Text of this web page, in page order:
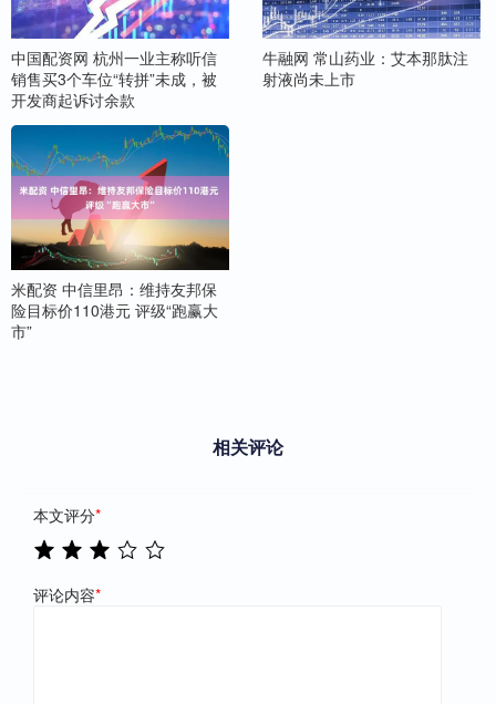
中国配资网 杭州一业主称听信
销售买3个车位“转拼”未成，被
开发商起诉讨余款
牛融网 常山药业：艾本那肽注
射液尚未上市
米配资 中信里昂：维持友邦保
险目标价110港元 评级“跑赢大
市”
相关评论
本文评分*
评论内容*